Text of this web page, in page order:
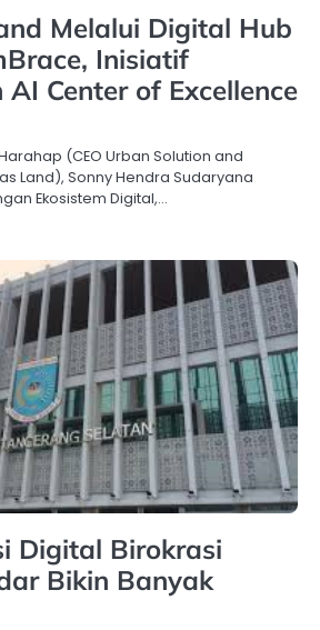
Melalui Digital Hub
Inisiatif
Center of Excellence
(CEO Urban Solution and
Land), Sonny Hendra Sudaryana
Ekosistem Digital,…
Digital Birokrasi
Bikin Banyak